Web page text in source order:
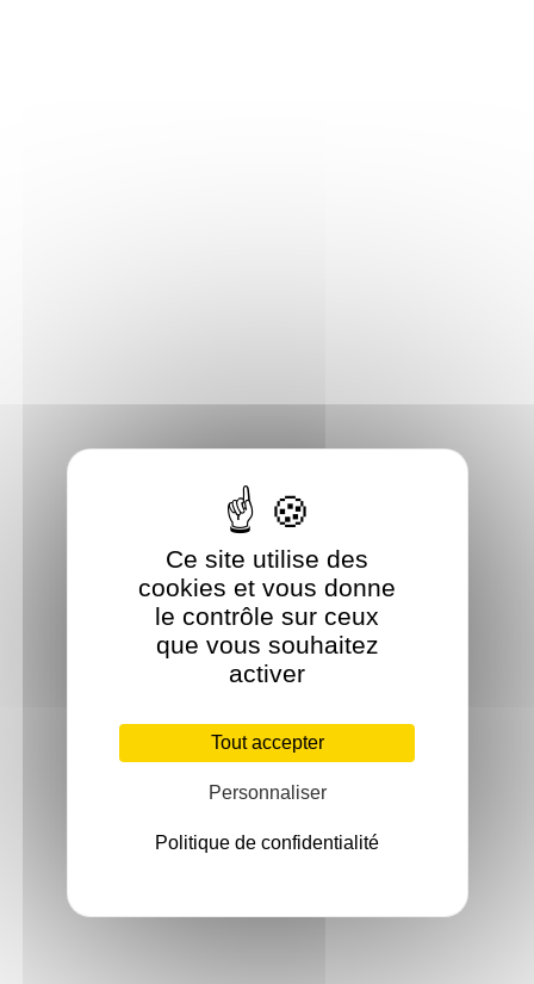
Ce site utilise des
cookies et vous donne
le contrôle sur ceux
que vous souhaitez
activer
Tout accepter
Personnaliser
Politique de confidentialité